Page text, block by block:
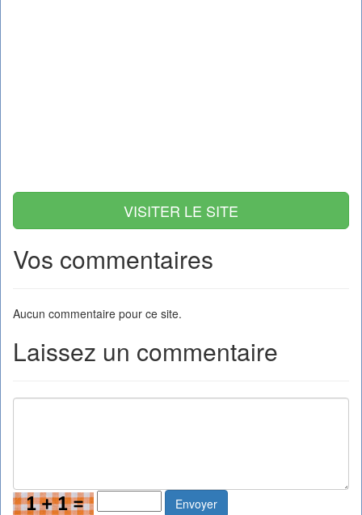
VISITER LE SITE
Vos commentaires
Aucun commentaire pour ce site.
Laissez un commentaire
Envoyer